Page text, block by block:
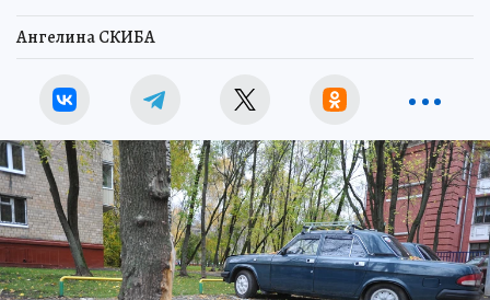
Ангелина СКИБА